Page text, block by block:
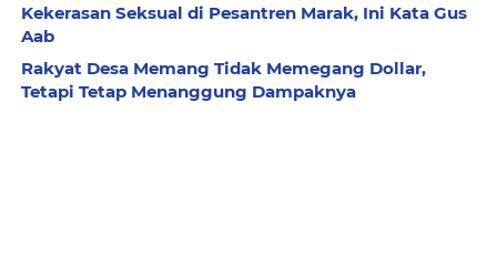
Kekerasan Seksual di Pesantren Marak, Ini Kata Gus
Aab
Rakyat Desa Memang Tidak Memegang Dollar,
Tetapi Tetap Menanggung Dampaknya